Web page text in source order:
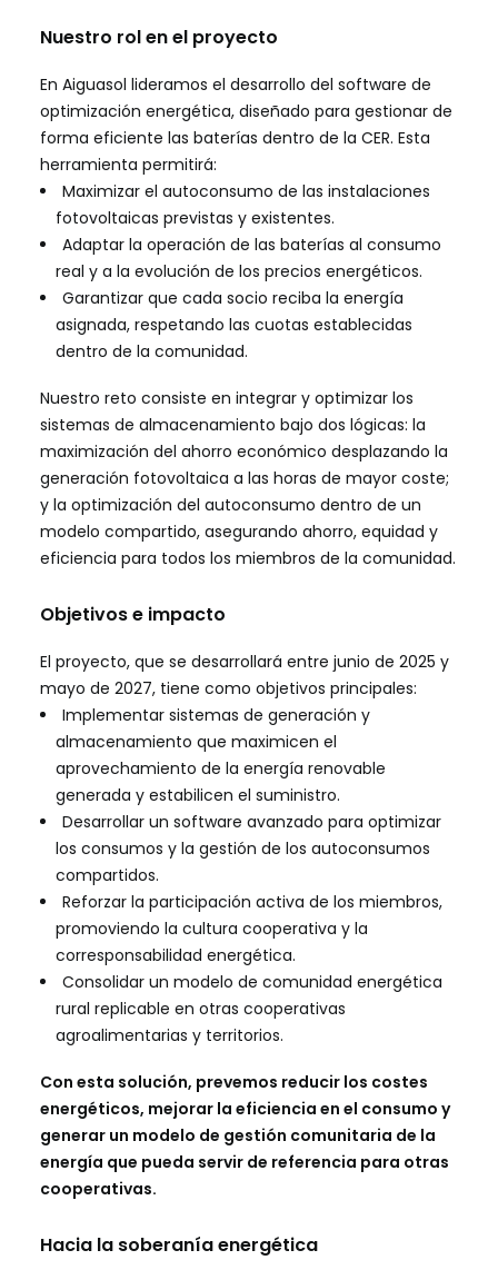
Nuestro rol en el proyecto
En Aiguasol lideramos el desarrollo del software de
optimización energética, diseñado para gestionar de
forma eficiente las baterías dentro de la CER. Esta
herramienta permitirá:
Maximizar el autoconsumo de las instalaciones
fotovoltaicas previstas y existentes.
Adaptar la operación de las baterías al consumo
real y a la evolución de los precios energéticos.
Garantizar que cada socio reciba la energía
asignada, respetando las cuotas establecidas
dentro de la comunidad.
Nuestro reto consiste en integrar y optimizar los
sistemas de almacenamiento bajo dos lógicas: la
maximización del ahorro económico desplazando la
generación fotovoltaica a las horas de mayor coste;
y la optimización del autoconsumo dentro de un
modelo compartido, asegurando ahorro, equidad y
eficiencia para todos los miembros de la comunidad.
Objetivos e impacto
El proyecto, que se desarrollará entre junio de 2025 y
mayo de 2027, tiene como objetivos principales:
Implementar sistemas de generación y
almacenamiento que maximicen el
aprovechamiento de la energía renovable
generada y estabilicen el suministro.
Desarrollar un software avanzado para optimizar
los consumos y la gestión de los autoconsumos
compartidos.
Reforzar la participación activa de los miembros,
promoviendo la cultura cooperativa y la
corresponsabilidad energética.
Consolidar un modelo de comunidad energética
rural replicable en otras cooperativas
agroalimentarias y territorios.
Con esta solución, prevemos reducir los costes
energéticos, mejorar la eficiencia en el consumo y
generar un modelo de gestión comunitaria de la
energía que pueda servir de referencia para otras
cooperativas.
Hacia la soberanía energética